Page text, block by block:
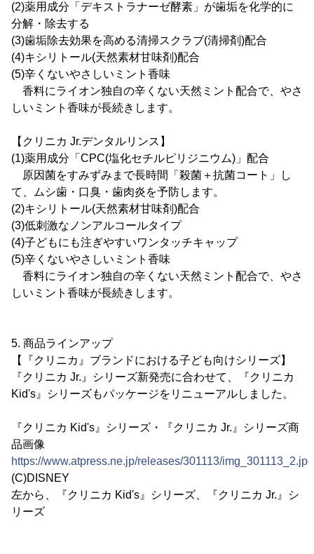
(2)薬用成分「デキストラナーゼ酵素」が歯垢を化学的に
分解・除去する
(3)歯垢除去効果を高める清掃スクラブ(清掃剤)配合
(4)キシリトール(天然素材甘味剤)配合
(5)辛くないやさしいミント香味
香料にライオン独自の辛くない天然ミント配合で、やさ
しいミント香味が長続きします。
【クリニカ Jr.デンタルリンス】
(1)薬用成分「CPC(塩化セチルピリジニウム)」配合
原因菌をすみずみまで長時間「殺菌＋抗菌コート」し
て、ムシ歯・口臭・歯肉炎を予防します。
(2)キシリトール(天然素材甘味剤)配合
(3)低刺激なノンアルコールタイプ
(4)子どもにも注ぎやすいワンタッチキャップ
(5)辛くないやさしいミント香味
香料にライオン独自の辛くない天然ミント配合で、やさ
しいミント香味が長続きします。
5. 商品ラインアップ
【『クリニカ』ブランドにおける子ども向けシリーズ】
『クリニカ Jr.』シリーズ新発売に合わせて、『クリニカ
Kid's』シリーズもパッケージをリニューアルしました。
『クリニカ Kid's』シリーズ・『クリニカ Jr.』シリーズ商
品画像
https://www.atpress.ne.jp/releases/301113/img_301113_2.jpg
(C)DISNEY
左から、『クリニカ Kid's』シリーズ、『クリニカ Jr.』シ
リーズ